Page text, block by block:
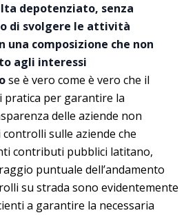
depotenziato, senza
di svolgere le attività
una composizione che non
agli interessi
se è vero come è vero che il
pratica per garantire la
delle aziende non
sulle aziende che
contributi pubblici latitano,
puntuale dell’andamento
su strada sono evidentemente
a garantire la necessaria